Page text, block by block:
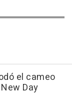
el cameo
Day